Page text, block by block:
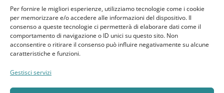
Per fornire le migliori esperienze, utilizziamo tecnologie come i cookie
per memorizzare e/o accedere alle informazioni del dispositivo. Il
consenso a queste tecnologie ci permetterà di elaborare dati come il
comportamento di navigazione o ID unici su questo sito. Non
acconsentire o ritirare il consenso può influire negativamente su alcune
caratteristiche e funzioni.
Gestisci servizi
Termini e Condizioni
Disconoscimento
Pagine Dedicate
Raffrescatori Evaporativi Industriali